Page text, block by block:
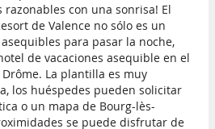
razonables con una sonrisa! El
de Valence no sólo es un
para pasar la noche,
de vacaciones asequible en el
La plantilla es muy
los huéspedes pueden solicitar
o un mapa de Bourg-lès-
se puede disfrutar de